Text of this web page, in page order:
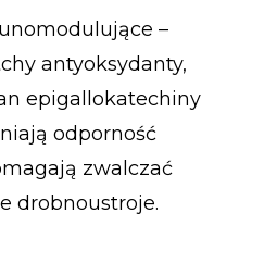
–
antyoksydanty,
epigallokatechiny
odporność
zwalczać
drobnoustroje.